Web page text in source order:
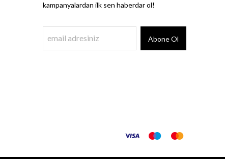
kampanyalardan ilk sen haberdar ol!
Abone Ol